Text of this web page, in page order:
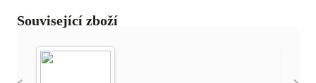
Související zboží